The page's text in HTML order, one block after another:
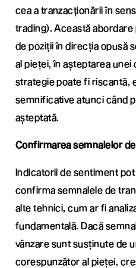
cea a tranzacționării în
trading). Această
de poziții în direcția opusă
al pieței, în așteptarea
strategie poate fi riscantă,
semnificative atunci când
așteptată.
Confirmarea semnalelor
Indicatorii de sentiment
confirma semnalele de
alte tehnici, cum ar fi
fundamentală. Dacă
vânzare sunt susținute de
corespunzător al pieței,